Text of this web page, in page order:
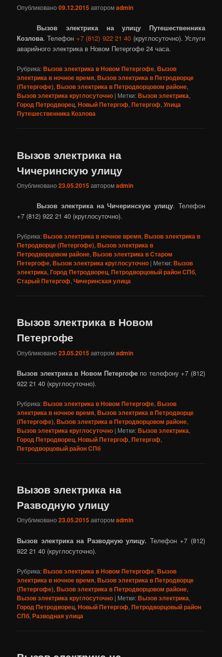
Опубликовано09.12.2015авторомadmin
Вызов электрика на улицу Путешественника
Козлова. Телефон +7 (812) 922 21 40 (круглосуточно). Услуги
аварийного электрика в Новом Петергофе 24 часа.
Рубрика:Вызов электрика в Новом Петергофе,Вызов
электрика в ночное время,Вызов электрика в Петродворце
(Петергофе),Вызов электрика в Петродворцовом районе,
Вызов электрика круглосуточно | Метки:Вызов электрика,
Город Петродворец,Новый Петергоф,Петергоф,Улица
Путешественника Козлова
Вызов электрика на
Чичеринскую улицу
Опубликовано23.05.2015авторомadmin
Вызов электрика на Чичеринскую улицу. Телефон
+7 (812) 922 21 40 (круглосуточно).
Рубрика:Вызов электрика в ночное время,Вызов электрика в
Петродворце (Петергофе),Вызов электрика в
Петродворцовом районе,Вызов электрика в Старом
Петергофе,Вызов электрика круглосуточно | Метки:Вызов
электрика,Город Петродворец,Петродворцовый район СПб,
Старый Петергоф,Чичеринская улица
Вызов электрика в Новом
Петергофе
Опубликовано23.05.2015авторомadmin
Вызов электрика в Новом Петергофе по телефону +7 (812)
922 21 40 (круглосуточно).
Рубрика:Вызов электрика в Новом Петергофе,Вызов
электрика в ночное время,Вызов электрика в Петродворце
(Петергофе),Вызов электрика в Петродворцовом районе,
Вызов электрика круглосуточно | Метки:Вызов электрика,
Город Петродворец,Новый Петергоф,Петергоф,
Петродворцовый район СПб
Вызов электрика на
Разводную улицу
Опубликовано23.05.2015авторомadmin
Вызов электрика на Разводную улицу. Телефон +7 (812)
922 21 40 (круглосуточно).
Рубрика:Вызов электрика в Новом Петергофе,Вызов
электрика в ночное время,Вызов электрика в Петродворце
(Петергофе),Вызов электрика в Петродворцовом районе,
Вызов электрика круглосуточно | Метки:Вызов электрика,
Город Петродворец,Новый Петергоф,Петродворцовый район
СПб,Разводная улица